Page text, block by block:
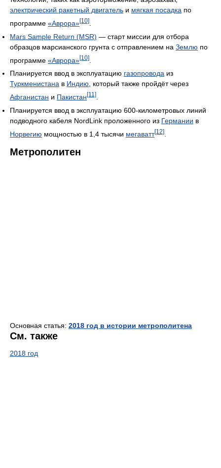
электрический ракетный двигатель и мягкая посадка по
программе «Аврора»[10]
Mars Sample Return (MSR) — старт миссии для отбора
образцов марсианского грунта с отправлением на Землю по
программе «Аврора»[10]
Планируется ввод в эксплуатацию газопровода из
Туркменистана в Индию, который также пройдёт через
Афганистан и Пакистан [11]
Планируется ввод в эксплуатацию 600-километровых линий
подводного кабеля NordLink проложенного из Германии в
Норвегию мощностью в 1,4 тысячи мегаватт[12]
Метрополитен
Основная статья: 2018 год в истории метрополитена
См. также
2018 год